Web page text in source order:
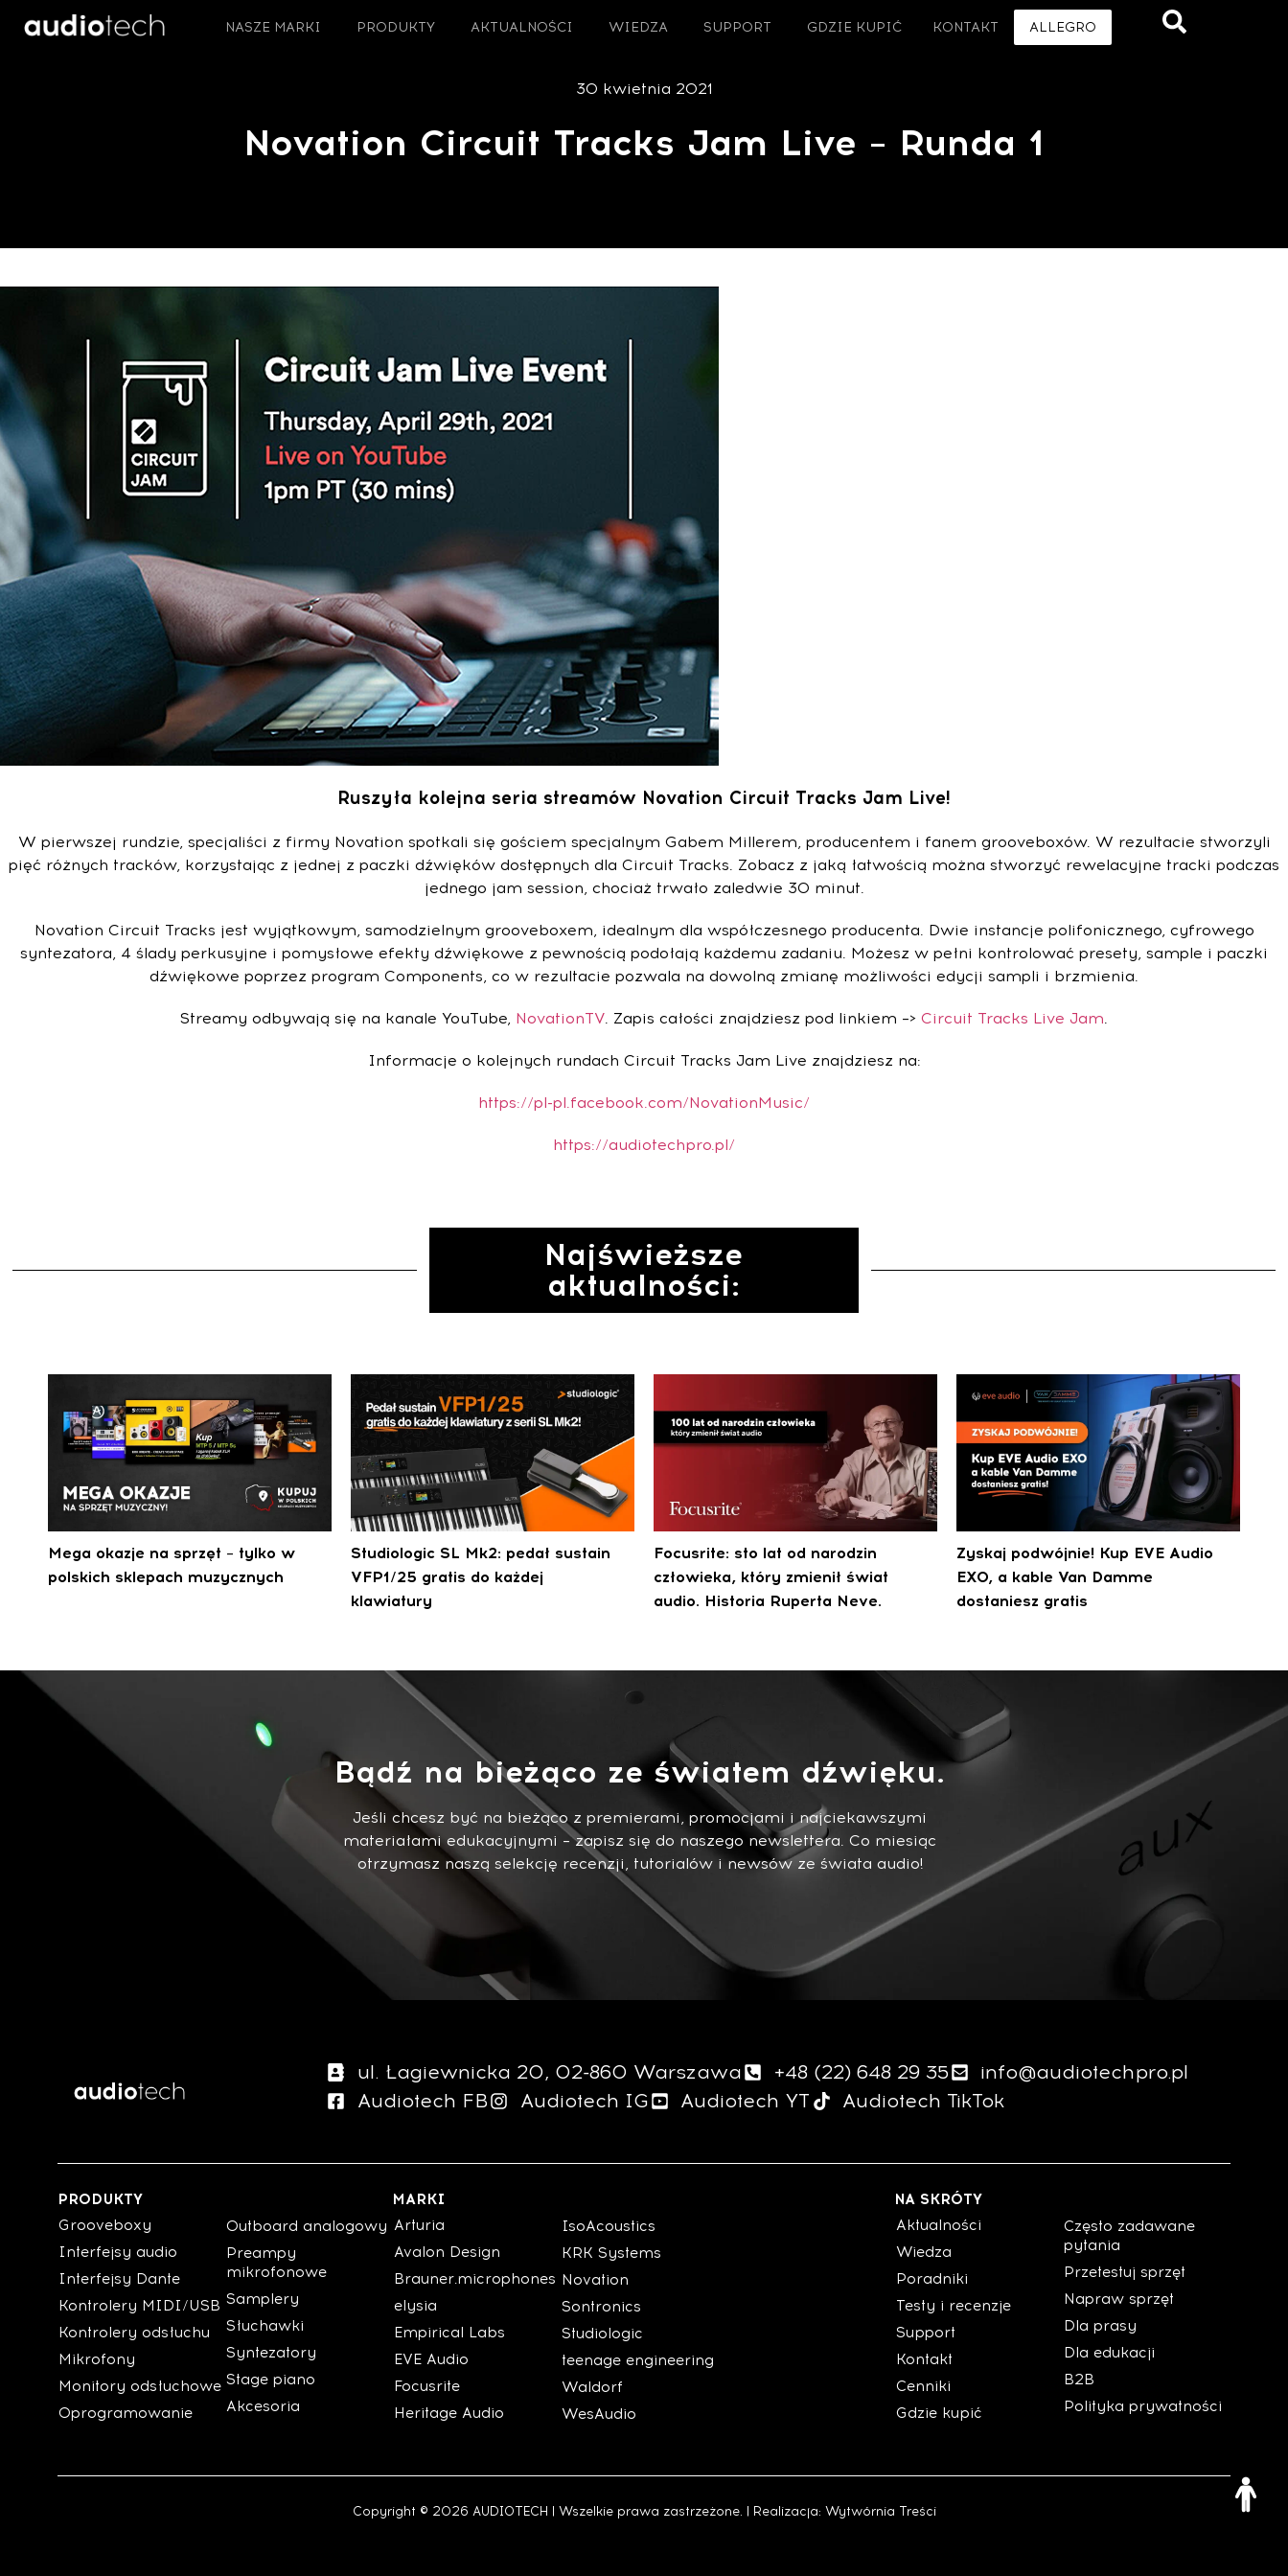
NASZE MARKI PRODUKTY AKTUALNOŚCI WIEDZA SUPPORT GDZIE KUPIĆ KONTAKT ALLEGRO
30 kwietnia 2021
Novation Circuit Tracks Jam Live – Runda 1
Ruszyła kolejna seria streamów Novation Circuit Tracks Jam Live!
W pierwszej rundzie, specjaliści z firmy Novation spotkali się gościem specjalnym Gabem Millerem, producentem i fanem grooveboxów. W rezultacie stworzyli
pięć różnych tracków, korzystając z jednej z paczki dźwięków dostępnych dla Circuit Tracks. Zobacz z jaką łatwością można stworzyć rewelacyjne tracki podczas
jednego jam session, chociaż trwało zaledwie 30 minut.
Novation Circuit Tracks jest wyjątkowym, samodzielnym grooveboxem, idealnym dla współczesnego producenta. Dwie instancje polifonicznego, cyfrowego
syntezatora, 4 ślady perkusyjne i pomysłowe efekty dźwiękowe z pewnością podołają każdemu zadaniu. Możesz w pełni kontrolować presety, sample i paczki
dźwiękowe poprzez program Components, co w rezultacie pozwala na dowolną zmianę możliwości edycji sampli i brzmienia.
Streamy odbywają się na kanale YouTube, NovationTV. Zapis całości znajdziesz pod linkiem –> Circuit Tracks Live Jam.
Informacje o kolejnych rundach Circuit Tracks Jam Live znajdziesz na:
https://pl-pl.facebook.com/NovationMusic/
https://audiotechpro.pl/
Najświeższe
aktualności:
Mega okazje na sprzęt – tylko w
polskich sklepach muzycznych
Studiologic SL Mk2: pedał sustain
VFP1/25 gratis do każdej
klawiatury
Focusrite: sto lat od narodzin
człowieka, który zmienił świat
audio. Historia Ruperta Neve.
Zyskaj podwójnie! Kup EVE Audio
EXO, a kable Van Damme
dostaniesz gratis
Bądź na bieżąco ze światem dźwięku.
Jeśli chcesz być na bieżąco z premierami, promocjami i najciekawszymi
materiałami edukacyjnymi – zapisz się do naszego newslettera. Co miesiąc
otrzymasz naszą selekcję recenzji, tutorialów i newsów ze świata audio!
ul. Łagiewnicka 20, 02-860 Warszawa +48 (22) 648 29 35
info@audiotechpro.pl
Audiotech FB
Audiotech IG Audiotech YT Audiotech TikTok
PRODUKTY
Grooveboxy
Interfejsy audio
Interfejsy Dante
Kontrolery MIDI/USB
Kontrolery odsłuchu
Mikrofony
Monitory odsłuchowe
Oprogramowanie
Outboard analogowy
Preampy
mikrofonowe
Samplery
Słuchawki
Syntezatory
Stage piano
Akcesoria
MARKI
Arturia
Avalon Design
Brauner.microphones
elysia
Empirical Labs
EVE Audio
Focusrite
Heritage Audio
IsoAcoustics
KRK Systems
Novation
Sontronics
Studiologic
teenage engineering
Waldorf
WesAudio
NA SKRÓTY
Aktualności
Wiedza
Poradniki
Testy i recenzje
Support
Kontakt
Cenniki
Gdzie kupić
Często zadawane
pytania
Przetestuj sprzęt
Napraw sprzęt
Dla prasy
Dla edukacji
B2B
Polityka prywatności
Copyright © 2026 AUDIOTECH | Wszelkie prawa zastrzeżone. | Realizacja: Wytwórnia Treści